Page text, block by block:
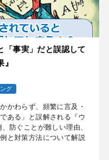
「事実」だと誤認して
グ
かわらず、頻繁に言及・
ある」と誤解される『ウ
防ぐことが難しい理由、
と対策方法について解説